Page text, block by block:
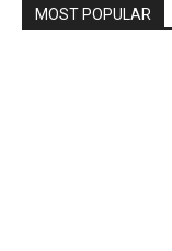
MOST POPULAR